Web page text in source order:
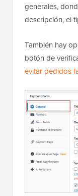
generales,
descripción, el
También hay
botón de
evitar pedidos